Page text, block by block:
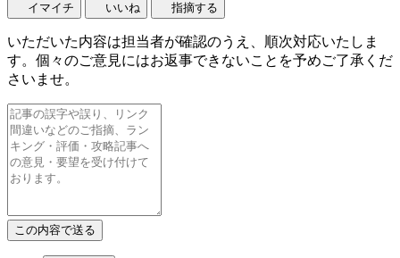
イマイチ いいね 指摘する
いただいた内容は担当者が確認のうえ、順次対応いたしま
す。個々のご意見にはお返事できないことを予めご了承くだ
さいませ。